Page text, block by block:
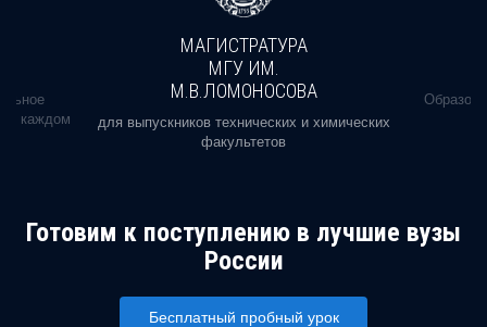
в каждом
МАГИСТРАТУРА
МГУ ИМ.
М.В.ЛОМОНОСОВА
для выпускников технических и химических
факультетов
Готовим к поступлению в лучшие вузы
России
Бесплатный пробный урок